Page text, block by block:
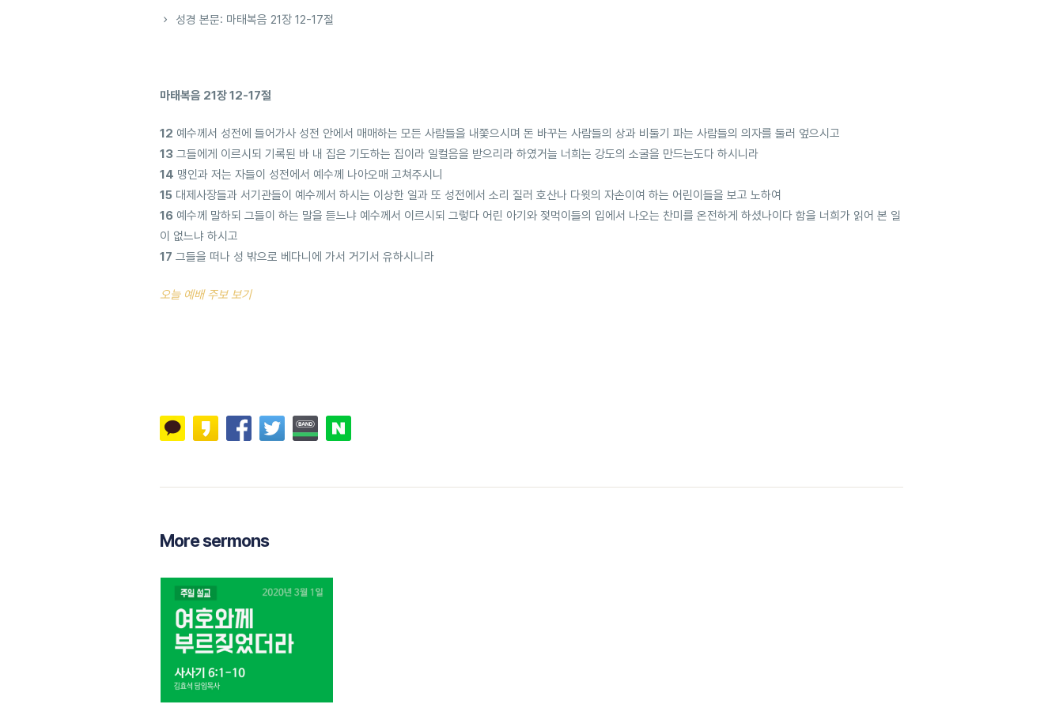
성경 본문: 마태복음 21장 12-17절
마태복음 21장 12-17절
12 예수께서 성전에 들어가사 성전 안에서 매매하는 모든 사람들을 내쫓으시며 돈 바꾸는 사람들의 상과 비둘기 파는 사람들의 의자를 둘러 엎으시고
13그들에게 이르시되 기록된 바 내 집은 기도하는 집이라 일컬음을 받으리라 하였거늘 너희는 강도의 소굴을 만드는도다 하시니라
14 맹인과 저는 자들이 성전에서 예수께 나아오매 고쳐주시니
15대제사장들과 서기관들이 예수께서 하시는 이상한 일과 또 성전에서 소리 질러 호산나 다윗의 자손이여 하는 어린이들을 보고 노하여
16예수께 말하되 그들이 하는 말을 듣느냐 예수께서 이르시되 그렇다 어린 아기와 젖먹이들의 입에서 나오는 찬미를 온전하게 하셨나이다 함을 너희가 읽어 본 일
이 없느냐 하시고
17 그들을 떠나 성 밖으로 베다니에 가서 거기서 유하시니라
오늘 예배 주보 보기
More sermons